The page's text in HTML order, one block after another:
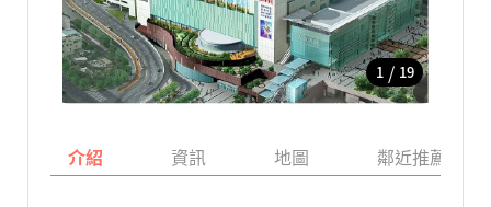
1 / 19
介紹 資訊 地圖 鄰近推薦景點